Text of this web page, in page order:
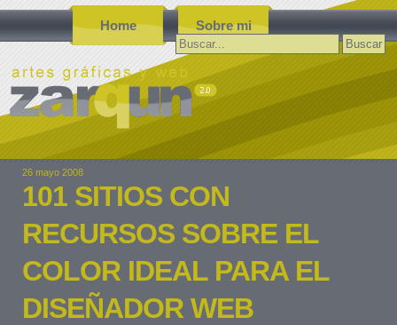
Home Sobre mi
Buscar:
26 mayo 2008
101 SITIOS CON
RECURSOS SOBRE EL
COLOR IDEAL PARA EL
DISEÑADOR WEB